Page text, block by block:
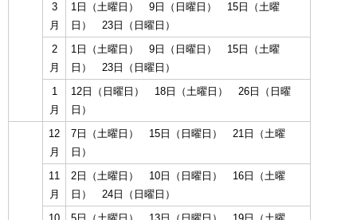
3
月
1日（土曜日） 9日（日曜日） 15日（土曜
日） 23日（日曜日）
2
月
1日（土曜日） 9日（日曜日） 15日（土曜
日） 23日（日曜日）
1
月
12日（日曜日） 18日（土曜日） 26日（日曜
日）
12
月
7日（土曜日） 15日（日曜日） 21日（土曜
日）
11
月
2日（土曜日） 10日（日曜日） 16日（土曜
日） 24日（日曜日）